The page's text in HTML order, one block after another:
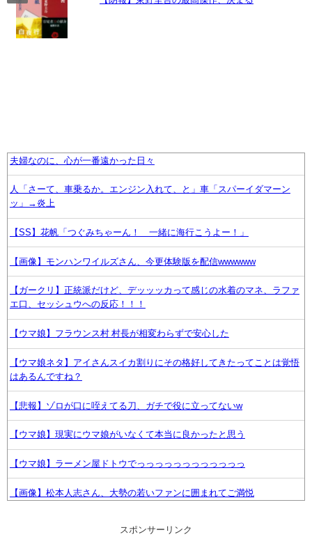
夫婦なのに、心が一番遠かった日々
人「さーて、車乗るか。エンジン入れて、と」車「スパーイダマーン
ッ」→炎上
【SS】花帆「つぐみちゃーん！ 一緒に海行こうよー！」
【画像】モンハンワイルズさん、今更体験版を配信wwwwww
【ガークリ】正統派だけど、デッッッカって感じの水着のマネ、ラファ
エ口、セッシュウへの反応！！！
【ウマ娘】フラウンス村 村長が相変わらずで安心した
【ウマ娘ネタ】アイさんスイカ割りにその格好してきたってことは覚悟
はあるんですね？
【悲報】ゾロが口に咥えてる刀、ガチで役に立ってないw
【ウマ娘】現実にウマ娘がいなくて本当に良かったと思う
【ウマ娘】ラーメン屋ドトウでっっっっっっっっっっっっ
【画像】松本人志さん、大勢の若いファンに囲まれてご満悦
ファイアーエムブレム 万紫千紅さん、白人の美少女を出してしまうwww
スポンサーリンク